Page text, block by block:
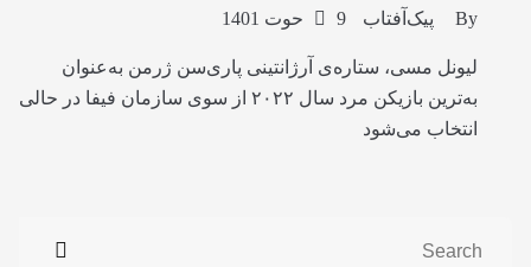
By پیک‌آفتاب 9 حوت 1401
لیونل مسی، ستاره‌ی آرژانتینی پاری‌سن ژرمن به‌عنوان
به‌ترین بازیکن مرد سال ۲۰۲۲ از سوی سازمان فیفا در حالی
انتخاب می‌شود